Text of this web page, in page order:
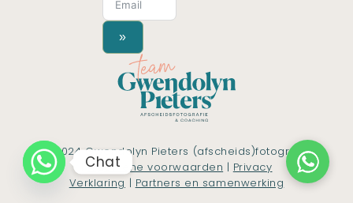
»
© 2024 Gwendolyn Pieters (afscheids)fotografie
|Algemene voorwaarden | Privacy
Verklaring | Partners en samenwerking
Chat